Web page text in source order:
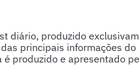
diário, produzido
principais informações
é produzido e apresentado